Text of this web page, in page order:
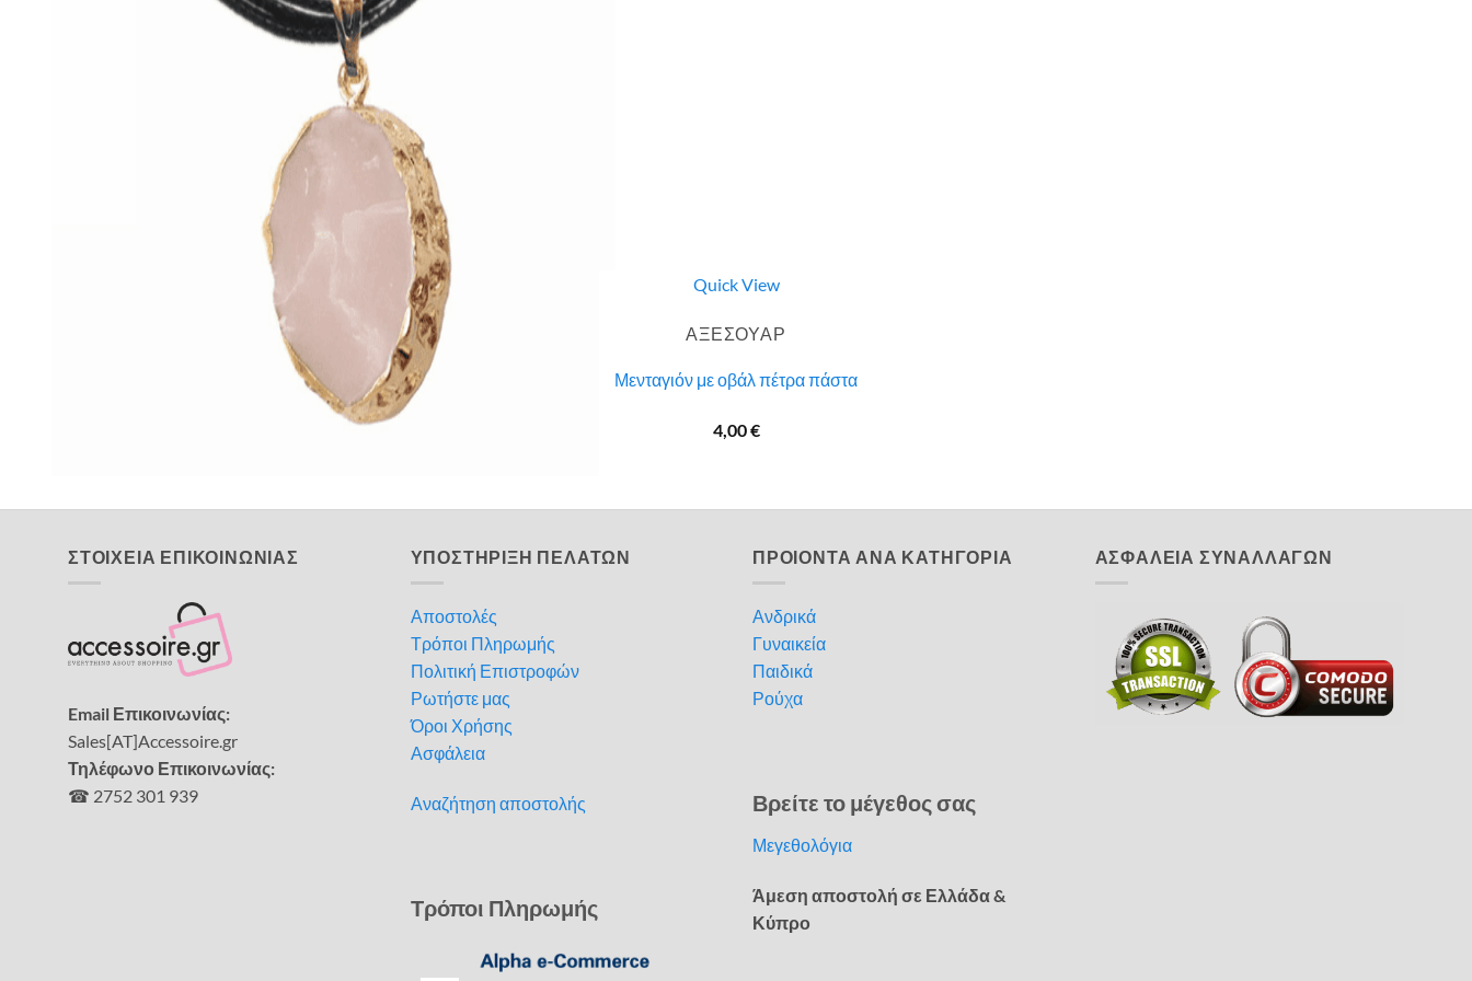
Quick View
ΑΞΕΣΟΥΑΡ
Μενταγιόν με οβάλ πέτρα πάστα
4,00€
ΣΤΟΙΧΕΙΑ ΕΠΙΚΟΙΝΩΝΙΑΣ
Email Επικοινωνίας:
Sales[AT]Accessoire.gr
Τηλέφωνο Επικοινωνίας:
☎ 2752 301 939
ΥΠΟΣΤΗΡΙΞΗ ΠΕΛΑΤΩΝ
Αποστολές
Τρόποι Πληρωμής
Πολιτική Επιστροφών
Ρωτήστε μας
Όροι Χρήσης
Ασφάλεια
Αναζήτηση αποστολής
Τρόποι Πληρωμής
ΠΡΟΙΟΝΤΑ ΑΝΑ ΚΑΤΗΓΟΡΙΑ
Ανδρικά
Γυναικεία
Παιδικά
Ρούχα
Βρείτε το μέγεθος σας
Μεγεθολόγια
Άμεση αποστολή σε Ελλάδα &
Κύπρο
ΑΣΦΑΛΕΙΑ ΣΥΝΑΛΛΑΓΩΝ